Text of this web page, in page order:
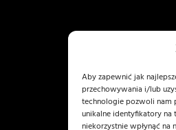
Aby zapewnić jak
przechowywania i/lub
technologie pozwoli nam
unikalne identyfikatory
niekorzystnie wpłynąć na